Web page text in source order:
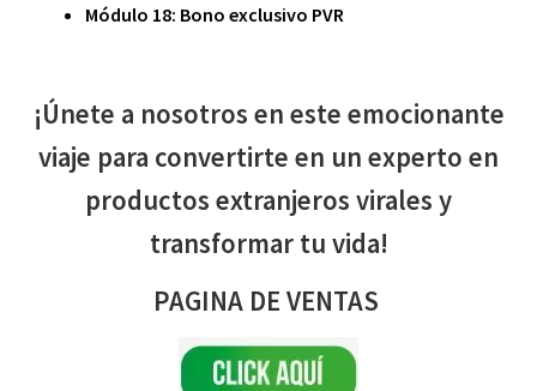
Módulo 18: Bono exclusivo PVR
¡Únete a nosotros en este emocionante
viaje para convertirte en un experto en
productos extranjeros virales y
transformar tu vida!
PAGINA DE VENTAS